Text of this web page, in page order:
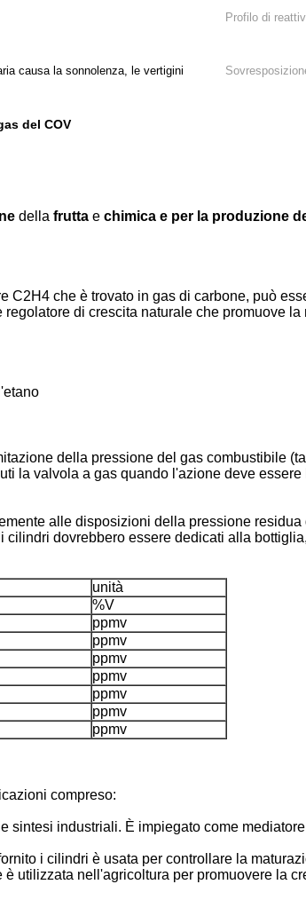
Profilo di
causa la sonnolenza, le vertigini
del COV
della frutta e chimica e per la produzione
C2H4 che è trovato in gas di carbone, può
di crescita naturale che promuove la
della pressione del gas combustibile
la valvola a gas quando l'azione deve
alle disposizioni della pressione
dovrebbero essere dedicati alla
unità
%V
ppmv
ppmv
ppmv
ppmv
ppmv
ppmv
ppmv
compreso:
sintesi industriali. È impiegato come
i cilindri è usata per controllare la
utilizzata nell'agricoltura per promuovere la